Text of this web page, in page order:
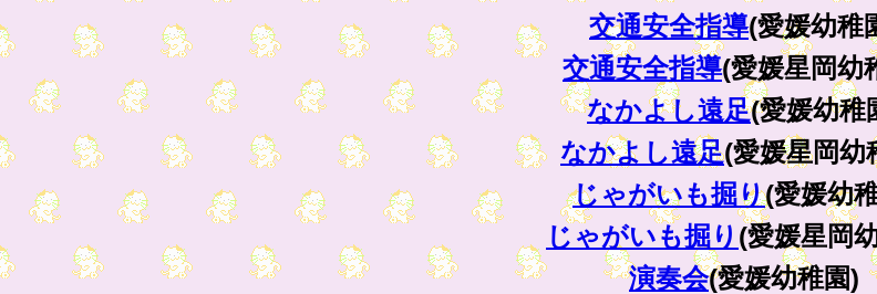
交通安全指導(愛媛幼稚
交通安全指導(愛媛星岡幼
なかよし遠足(愛媛幼稚
なかよし遠足(愛媛星岡幼
じゃがいも掘り(愛媛幼
じゃがいも掘り (愛媛星岡
演奏会(愛媛幼稚園)